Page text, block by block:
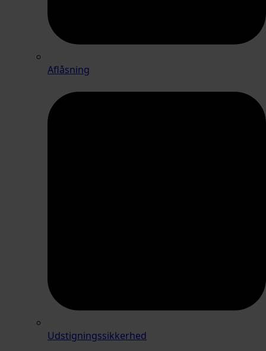
Aflåsning
Udstigningssikkerhed